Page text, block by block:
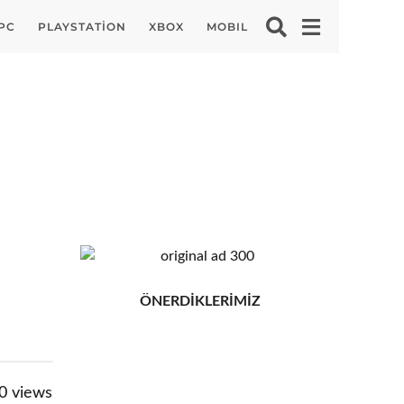
PLAYSTATION XBOX MOBIL
views
ÖNERDİKLERİMİZ